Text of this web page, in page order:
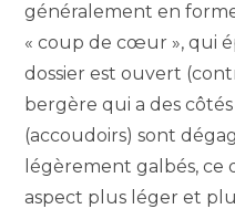
généralement en
« coup de cœur », qui
dossier est ouvert
bergère qui a des
(accoudoirs) sont
légèrement galbés,
aspect plus léger et